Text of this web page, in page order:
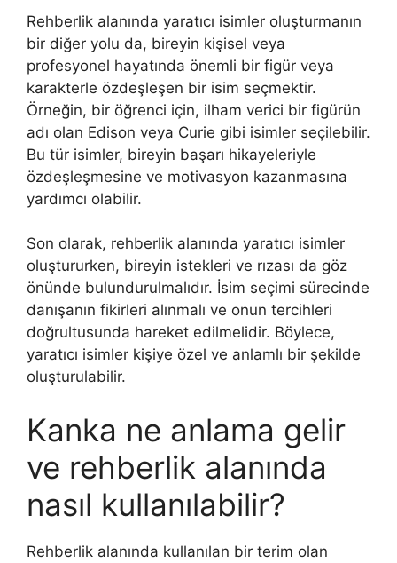
Rehberlik alanında yaratıcı isimler oluşturmanın
bir diğer yolu da, bireyin kişisel veya
profesyonel hayatında önemli bir figür veya
karakterle özdeşleşen bir isim seçmektir.
Örneğin, bir öğrenci için, ilham verici bir figürün
adı olan Edison veya Curie gibi isimler seçilebilir.
Bu tür isimler, bireyin başarı hikayeleriyle
özdeşleşmesine ve motivasyon kazanmasına
yardımcı olabilir.
Son olarak, rehberlik alanında yaratıcı isimler
oluştururken, bireyin istekleri ve rızası da göz
önünde bulundurulmalıdır. İsim seçimi sürecinde
danışanın fikirleri alınmalı ve onun tercihleri
doğrultusunda hareket edilmelidir. Böylece,
yaratıcı isimler kişiye özel ve anlamlı bir şekilde
oluşturulabilir.
Kanka ne anlama gelir
ve rehberlik alanında
nasıl kullanılabilir?
Rehberlik alanında kullanılan bir terim olan